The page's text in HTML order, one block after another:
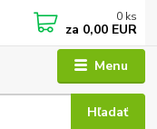
Menu
Hľadať
0 ks
za 0,00 EUR